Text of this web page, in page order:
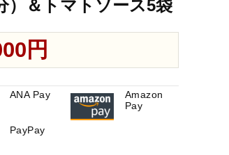
）＆トマトソース5袋
円
ANA Pay
Amazon
Pay
PayPay